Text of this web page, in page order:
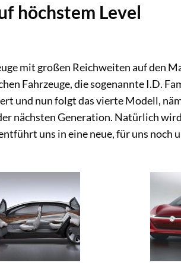
höchstem Level
mit großen Reichweiten auf den
Fahrzeuge, die sogenannte I.D.
und nun folgt das vierte Modell,
nächsten Generation. Natürlich
uns in eine neue, für uns